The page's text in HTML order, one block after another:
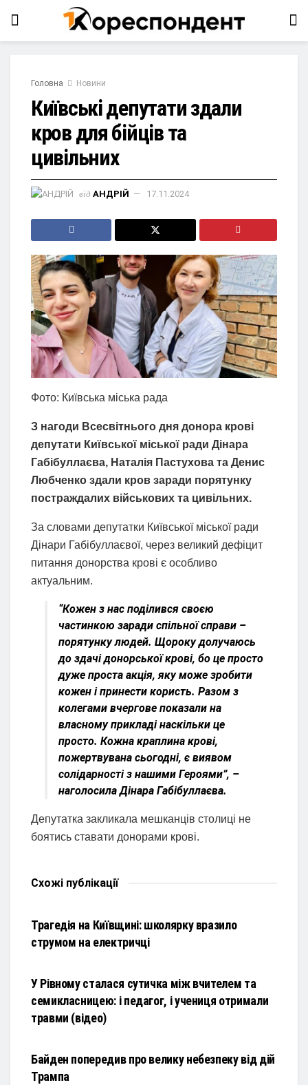
Головна Новини
Київські депутати здали
кров для бійців та
цивільних
від АНДРІЙ 17.11.2024
Фото: Київська міська рада
З нагоди Всесвітнього дня донора крові
депутати Київської міської ради Дінара
Габібуллаєва, Наталія Пастухова та Денис
Любченко здали кров заради порятунку
постраждалих військових та цивільних.
За словами депутатки Київської міської ради
Дінари Габібуллаєвої, через великий дефіцит
питання донорства крові є особливо
актуальним.
“Кожен з нас поділився своєю
частинкою заради спільної справи –
порятунку людей. Щороку долучаюсь
до здачі донорської крові, бо це просто
дуже проста акція, яку може зробити
кожен і принести користь. Разом з
колегами вчергове показали на
власному прикладі наскільки це
просто. Кожна краплина крові,
пожертвувана сьогодні, є виявом
солідарності з нашими Героями”, –
наголосила Дінара Габібуллаєва.
Депутатка закликала мешканців столиці не
боятись ставати донорами крові.
Схожі публікації
Трагедія на Київщині: школярку вразило
струмом на електричці
У Рівному сталася сутичка між вчителем та
семикласницею: і педагог, і учениця отримали
травми (відео)
Байден попередив про велику небезпеку від дій
Трампа